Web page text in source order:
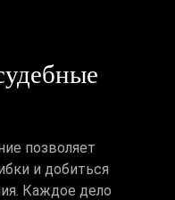
позволяет
и добиться
Каждое дело